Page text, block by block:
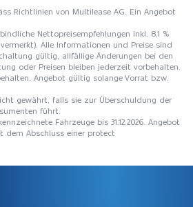
Richtlinien von Multilease AG. Ein Angebot
Nettopreisempfehlungen inkl. 8,1 %
Alle Informationen und Preise sind
gültig, allfällige Änderungen bei den
oder Preisen bleiben jederzeit vorbehalten.
Angebot gültig solange Vorrat bzw.
gewährt, falls sie zur Überschuldung der
führt.
Fahrzeuge bis 31.12.2026. Angebot
dem Abschluss einer protect